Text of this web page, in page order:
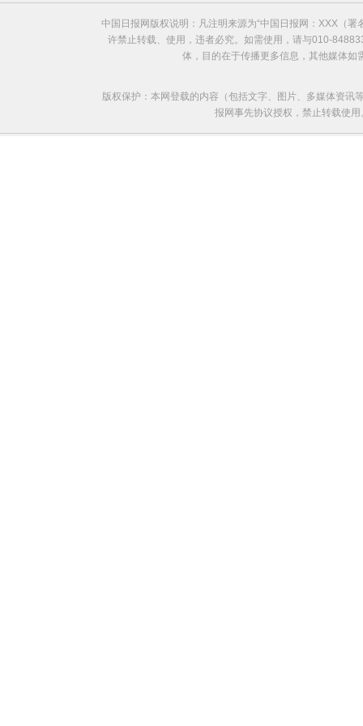
中国日报网版权说明：凡注明来源为“中国日报网：XXX（
许禁止转载、使用，违者必究。如需使用，请与010-
体，目的在于传播更多信息，其他媒体
版权保护：本网登载的内容（包括文字、图片、多媒体资
报网事先协议授权，禁止转载使